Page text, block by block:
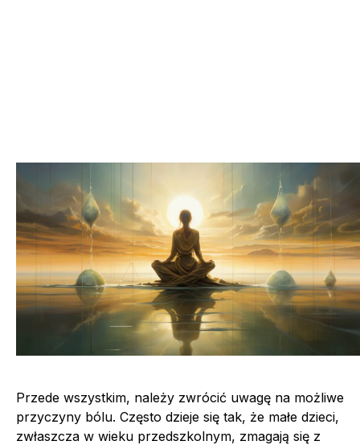
Przede wszystkim, należy zwrócić uwagę na możliwe
przyczyny bólu. Często dzieje się tak, że małe dzieci,
zwłaszcza w wieku przedszkolnym, zmagają się z